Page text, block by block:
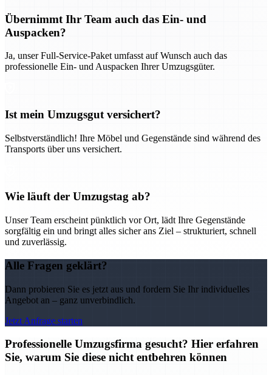
Übernimmt Ihr Team auch das Ein- und
Auspacken?
Ja, unser Full-Service-Paket umfasst auf Wunsch auch das
professionelle Ein- und Auspacken Ihrer Umzugsgüter.
Ist mein Umzugsgut versichert?
Selbstverständlich! Ihre Möbel und Gegenstände sind während des
Transports über uns versichert.
Wie läuft der Umzugstag ab?
Unser Team erscheint pünktlich vor Ort, lädt Ihre Gegenstände
sorgfältig ein und bringt alles sicher ans Ziel – strukturiert, schnell
und zuverlässig.
Alle Fragen geklärt?
Dann probieren Sie es jetzt aus und fordern Sie Ihr individuelles
Angebot an – ganz unverbindlich.
Jetzt Anfrage starten
Professionelle Umzugsfirma gesucht? Hier erfahren
Sie, warum Sie diese nicht entbehren können